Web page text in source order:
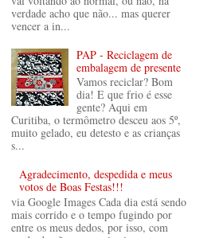
verdade acho que não... mas querer
vencer a in...
PAP - Reciclagem de
embalagem de presente
Vamos reciclar? Bom
dia! E que frio é esse
gente? Aqui em
Curitiba, o termômetro desceu aos 5º,
muito gelado, eu detesto e as crianças
s...
Agradecimento, despedida e meus
votos de Boas Festas!!!
via Google Images Cada dia está sendo
mais corrido e o tempo fugindo por
entre os meus dedos, por isso, com